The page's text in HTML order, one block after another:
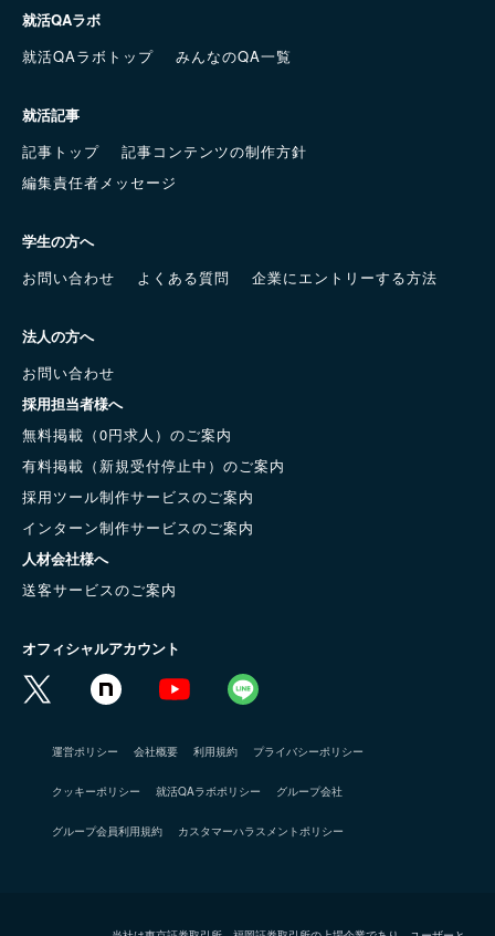
就活QAラボ
就活QAラボトップ
みんなのQA一覧
就活記事
記事トップ
記事コンテンツの制作方針
編集責任者メッセージ
学生の方へ
お問い合わせ
よくある質問 企業にエントリーする方法
法人の方へ
お問い合わせ
採用担当者様へ
無料掲載（0円求人）のご案内
有料掲載（新規受付停止中）のご案内
採用ツール制作サービスのご案内
インターン制作サービスのご案内
人材会社様へ
送客サービスのご案内
オフィシャルアカウント
運営ポリシー 会社概要 利用規約 プライバシーポリシー
クッキーポリシー 就活QAラボポリシー グループ会社
グループ会員利用規約 カスタマーハラスメントポリシー